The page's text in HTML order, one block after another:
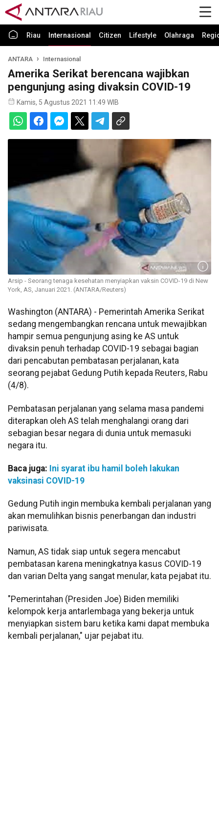
Riau Internasional Citizen Lifestyle Olahraga
ANTARA Internasional
Amerika Serikat berencana wajibkan
pengunjung asing divaksin COVID-19
Kamis, 5 Agustus 2021 11:49 WIB
Arsip - Seorang tenaga kesehatan menyiapkan vaksin COVID-19 di New
York, AS, Januari 2021. (ANTARA/Reuters)
Washington (ANTARA) - Pemerintah Amerika Serikat
sedang mengembangkan rencana untuk mewajibkan
hampir semua pengunjung asing ke AS untuk
divaksin penuh terhadap COVID-19 sebagai bagian
dari pencabutan pembatasan perjalanan, kata
seorang pejabat Gedung Putih kepada Reuters, Rabu
(4/8).
Pembatasan perjalanan yang selama masa pandemi
diterapkan oleh AS telah menghalangi orang dari
sebagian besar negara di dunia untuk memasuki
negara itu.
Baca juga: Ini syarat ibu hamil boleh lakukan
vaksinasi COVID-19
Gedung Putih ingin membuka kembali perjalanan yang
akan memulihkan bisnis penerbangan dan industri
pariwisata.
Namun, AS tidak siap untuk segera mencabut
pembatasan karena meningkatnya kasus COVID-19
dan varian Delta yang sangat menular, kata pejabat itu.
"Pemerintahan (Presiden Joe) Biden memiliki
kelompok kerja antarlembaga yang bekerja untuk
menyiapkan sistem baru ketika kami dapat membuka
kembali perjalanan," ujar pejabat itu.